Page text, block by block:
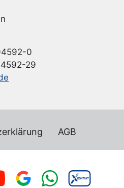
0
29
AGB